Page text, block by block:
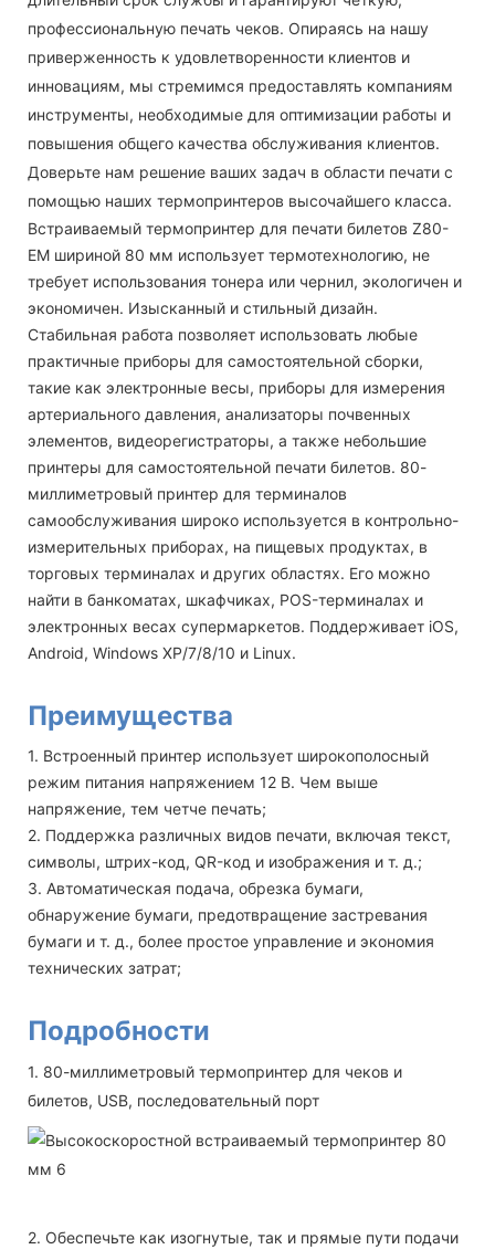
профессиональную печать чеков. Опираясь на нашу
приверженность к удовлетворенности клиентов и
инновациям, мы стремимся предоставлять компаниям
инструменты, необходимые для оптимизации работы и
повышения общего качества обслуживания клиентов.
Доверьте нам решение ваших задач в области печати с
помощью наших термопринтеров высочайшего класса.
Встраиваемый термопринтер для печати билетов Z80-
EM шириной 80 мм использует термотехнологию, не
требует использования тонера или чернил, экологичен и
экономичен. Изысканный и стильный дизайн.
Стабильная работа позволяет использовать любые
практичные приборы для самостоятельной сборки,
такие как электронные весы, приборы для измерения
артериального давления, анализаторы почвенных
элементов, видеорегистраторы, а также небольшие
принтеры для самостоятельной печати билетов. 80-
миллиметровый принтер для терминалов
самообслуживания широко используется в контрольно-
измерительных приборах, на пищевых продуктах, в
торговых терминалах и других областях. Его можно
найти в банкоматах, шкафчиках, POS-терминалах и
электронных весах супермаркетов. Поддерживает iOS,
Android, Windows XP/7/8/10 и Linux.
Преимущества
1. Встроенный принтер использует широкополосный
режим питания напряжением 12 В. Чем выше
напряжение, тем четче печать;
2. Поддержка различных видов печати, включая текст,
символы, штрих-код, QR-код и изображения и т. д.;
3. Автоматическая подача, обрезка бумаги,
обнаружение бумаги, предотвращение застревания
бумаги и т. д., более простое управление и экономия
технических затрат;
Подробности
1. 80-миллиметровый термопринтер для чеков и
билетов, USB, последовательный порт
2. Обеспечьте как изогнутые, так и прямые пути подачи